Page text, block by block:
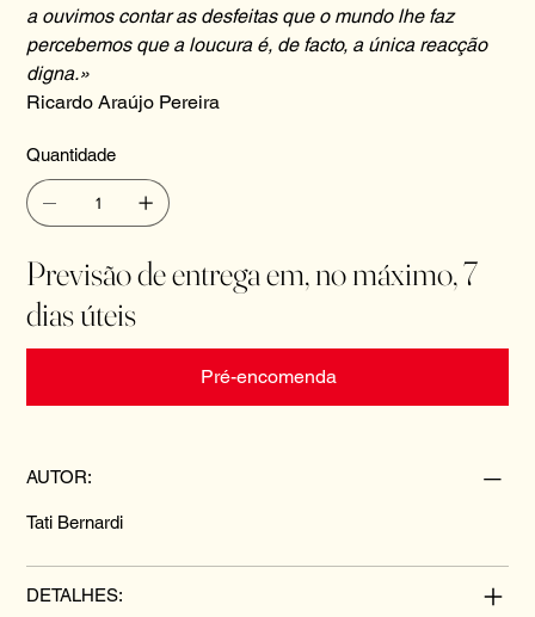
a ouvimos contar as desfeitas que o mundo lhe faz
percebemos que a loucura é, de facto, a única reacção
digna.»
Ricardo Araújo Pereira
Quantidade
Previsão de entrega em, no máximo, 7
dias úteis
Pré-encomenda
AUTOR:
Tati Bernardi
DETALHES: